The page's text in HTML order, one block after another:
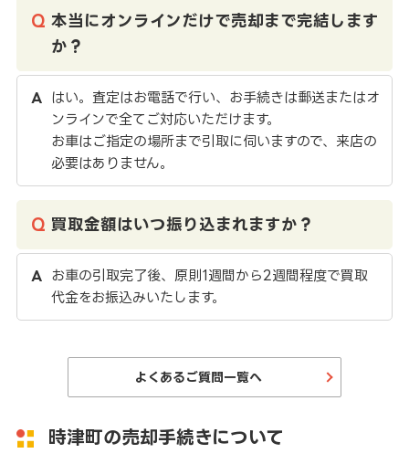
本当にオンラインだけで売却まで完結します
か？
はい。査定はお電話で行い、お手続きは郵送またはオ
ンラインで全てご対応いただけます。
お車はご指定の場所まで引取に伺いますので、来店の
必要はありません。
買取金額はいつ振り込まれますか？
お車の引取完了後、原則1週間から2週間程度で買取
代金をお振込みいたします。
よくあるご質問一覧へ
時津町の売却手続きについて